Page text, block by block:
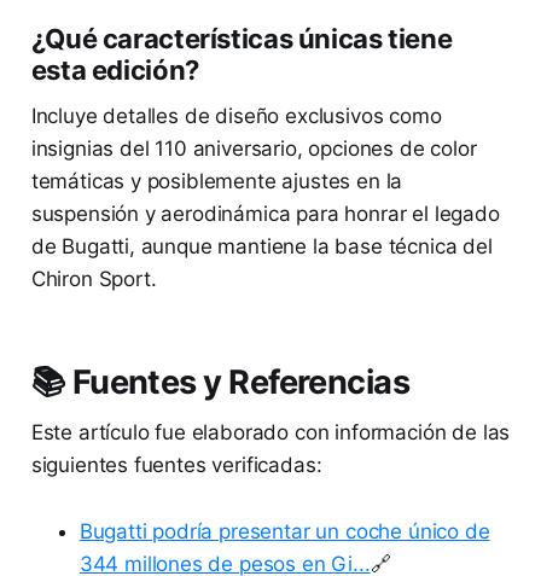
¿Qué características únicas tiene
esta edición?
Incluye detalles de diseño exclusivos como
insignias del 110 aniversario, opciones de color
temáticas y posiblemente ajustes en la
suspensión y aerodinámica para honrar el legado
de Bugatti, aunque mantiene la base técnica del
Chiron Sport.
📚 Fuentes y Referencias
Este artículo fue elaborado con información de las
siguientes fuentes verificadas:
Bugatti podría presentar un coche único de
344 millones de pesos en Gi...🔗